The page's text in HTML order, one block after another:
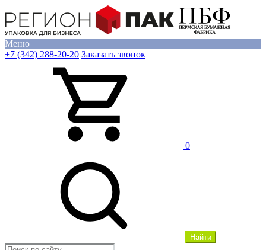
Меню
+7 (342) 288-20-20 Заказать звонок
0
Найти